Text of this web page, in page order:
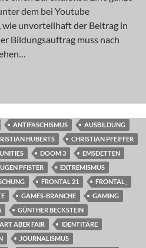
dem bei Youtube
unvorteilhaft der Beitrag in
Bildungsauftrag muss nach
muss kein Fortschritt sein
ANTIFASCHISMUS
AUSBILDUNG
HUBERTS
CHRISTIAN PFEIFFER
DOOM 3
EMSDETTEN
PFISTER
EXTREMISMUS
FRONTAL 21
FRONTAL_
GAMES-BRANCHE
GAMING
GÜNTHER BECKSTEIN
ABER FAIR
IDENTITÄRE
JOURNALISMUS